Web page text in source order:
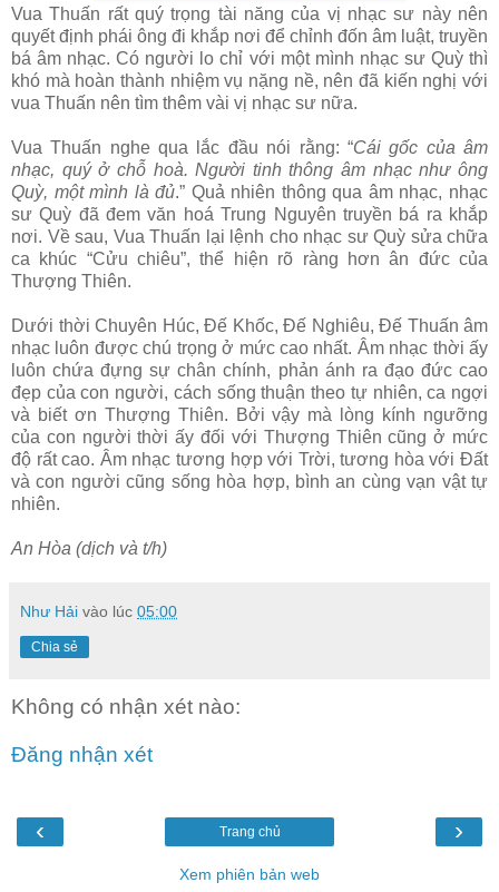
Vua Thuấn rất quý trọng tài năng của vị nhạc sư này nên
quyết định phái ông đi khắp nơi để chỉnh đốn âm luật, truyền
bá âm nhạc. Có người lo chỉ với một mình nhạc sư Quỳ thì
khó mà hoàn thành nhiệm vụ nặng nề, nên đã kiến nghị với
vua Thuấn nên tìm thêm vài vị nhạc sư nữa.
Vua Thuấn nghe qua lắc đầu nói rằng: “Cái gốc của âm
nhạc, quý ở chỗ hoà. Người tinh thông âm nhạc như ông
Quỳ, một mình là đủ.” Quả nhiên thông qua âm nhạc, nhạc
sư Quỳ đã đem văn hoá Trung Nguyên truyền bá ra khắp
nơi. Về sau, Vua Thuấn lại lệnh cho nhạc sư Quỳ sửa chữa
ca khúc “Cửu chiêu”, thể hiện rõ ràng hơn ân đức của
Thượng Thiên.
Dưới thời Chuyên Húc, Đế Khốc, Đế Nghiêu, Đế Thuấn âm
nhạc luôn được chú trọng ở mức cao nhất. Âm nhạc thời ấy
luôn chứa đựng sự chân chính, phản ánh ra đạo đức cao
đẹp của con người, cách sống thuận theo tự nhiên, ca ngợi
và biết ơn Thượng Thiên. Bởi vậy mà lòng kính ngưỡng
của con người thời ấy đối với Thượng Thiên cũng ở mức
độ rất cao. Âm nhạc tương hợp với Trời, tương hòa với Đất
và con người cũng sống hòa hợp, bình an cùng vạn vật tự
nhiên.
An Hòa (dịch và t/h)
Như Hải vào lúc 05:00
Chia sẻ
Không có nhận xét nào:
Đăng nhận xét
‹ ›
Trang chủ
Xem phiên bản web